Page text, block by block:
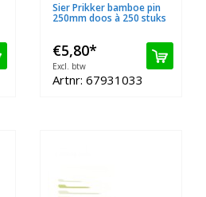
Sier Prikker bamboe pin
250mm doos à 250 stuks
€5,80*
Excl. btw
Artnr: 67931033